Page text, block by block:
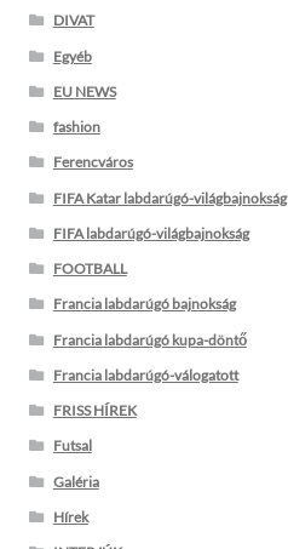
DIVAT
Egyéb
EU NEWS
fashion
Ferencváros
FIFA Katar labdarúgó-világbajnokság
FIFA labdarúgó-világbajnokság
FOOTBALL
Francia labdarúgó bajnokság
Francia labdarúgó kupa-döntő
Francia labdarúgó-válogatott
FRISS HÍREK
Futsal
Galéria
Hírek